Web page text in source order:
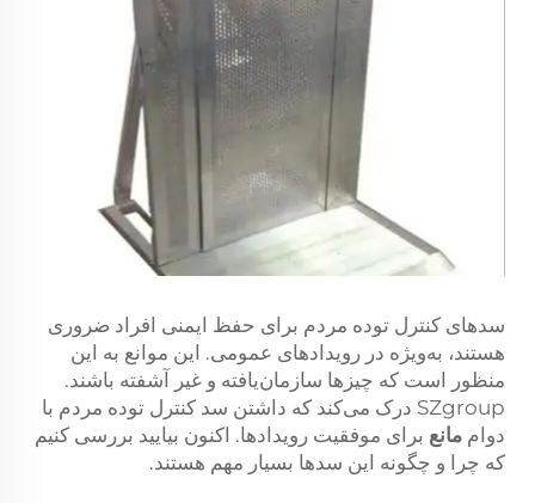
سد‌های کنترل توده مردم برای حفظ ایمنی افراد ضروری
هستند، به‌ویژه در رویدادهای عمومی. این موانع به این
منظور است که چیزها سازمان‌یافته و غیر آشفته باشند.
SZgroup درک می‌کند که داشتن سد کنترل توده مردم با
دوام مانع برای موفقیت رویدادها. اکنون بیایید بررسی کنیم
که چرا و چگونه این سد‌ها بسیار مهم هستند.